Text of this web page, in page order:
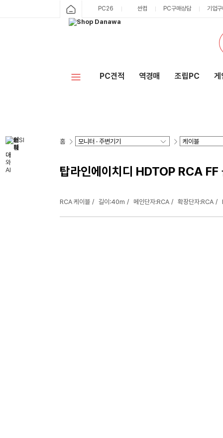
PC26 싼컴 PC구매상담 기업
PC견적 역경매 조립PC 게
홈
탑라인에이치디 HDTOP RCA
RCA 케이블 길이:40m 메인단자:RCA 확장단자:RCA